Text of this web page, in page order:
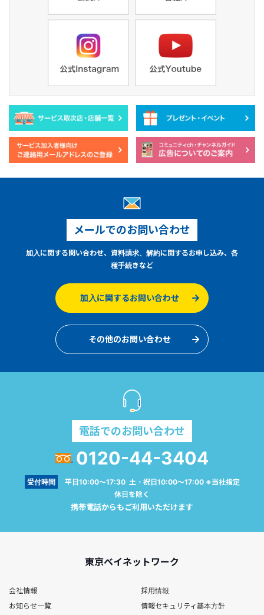
メールでのお問い合わせ
加入に関する問い合わせ、資料請求、解約に関するお申し込み、各
種手続きなど
加入に関するお問い合わせ
その他のお問い合わせ
電話でのお問い合わせ
0120-44-3404
受付時間
平日10:00～17:30 土・祝日10:00～17:00 ※当社指定
休日を除く
携帯電話からもご利用いただけます
東京ベイネットワーク
会社情報
採用情報
お知らせ一覧
情報セキュリティ基本方針